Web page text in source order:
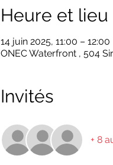
Heure et lieu
14 juin 2025, 11:00 – 12:00
ONEC Waterfront , 504
Invités
+ 8